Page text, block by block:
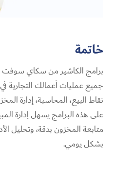
خاتمة
برامج الكاشير من سكاي سوفت
جميع عمليات أعمالك التجارية
نقاط البيع، المحاسبة، إدارة
على هذه البرامج يسهل إدارة
متابعة المخزون بدقة، وتحليل
بشكل يومي.